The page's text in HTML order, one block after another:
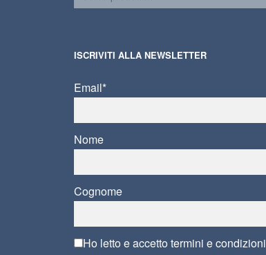
ISCRIVITI ALLA NEWSLETTER
Email*
Nome
Cognome
Ho letto e accetto termini e condizioni